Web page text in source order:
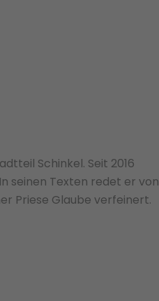
Schinkel. Seit 2016
seinen Texten redet er von
Priese Glaube verfeinert.